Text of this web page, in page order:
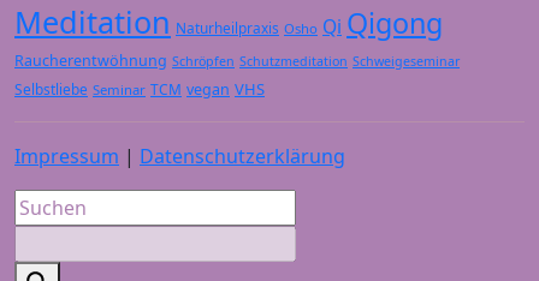
Meditation Naturheilpraxis Osho Qi Qigong
Raucherentwöhnung Schröpfen Schutzmeditation Schweigeseminar
Selbstliebe Seminar TCM vegan VHS
Impressum | Datenschutzerklärung